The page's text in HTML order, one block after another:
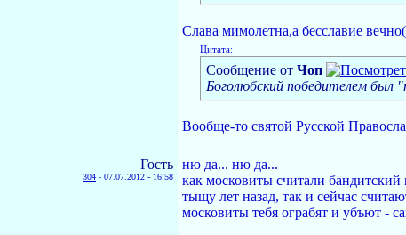
Слава мимолетна,а бесславие
Цитата:
Сообщение от Чoп
Боголюбский победителем был
Вообще-то святой Русской
Гость
304 - 07.07.2012 - 16:58
ню да... ню да...
как московиты считали
тыщу лет назад, так и сейчас
московиты тебя ограбят и убъют -